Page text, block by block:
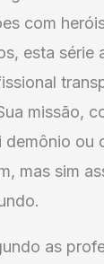
com
esta série
missão,
demônio ou
mas sim
as